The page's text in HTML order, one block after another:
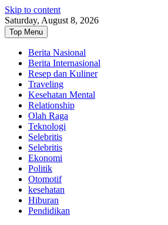
Skip to content
Saturday, August 8, 2026
Top Menu
Berita Nasional
Berita Internasional
Resep dan Kuliner
Traveling
Kesehatan Mental
Relationship
Olah Raga
Teknologi
Selebritis
Selebritis
Ekonomi
Politik
Otomotif
kesehatan
Hiburan
Pendidikan